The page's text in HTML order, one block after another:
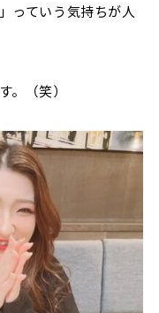
っていう気持ちが人
。（笑）